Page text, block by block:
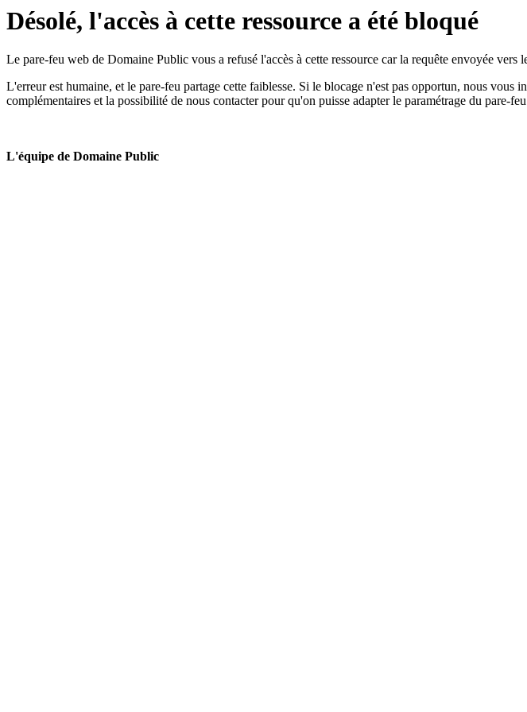
Désolé, l'accès à cette ressource a été bloqué
Le pare-feu web de Domaine Public vous a refusé l'accès à cette ressource car la requête envoyée vers
L'erreur est humaine, et le pare-feu partage cette faiblesse. Si le blocage n'est pas opportun, nous vous
complémentaires et la possibilité de nous contacter pour qu'on puisse adapter le paramétrage du pare-
L'équipe de Domaine Public